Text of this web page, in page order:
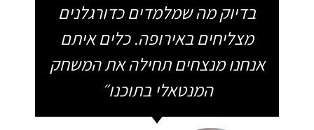
בדיוק מה שמלמדים כדורגלנים
מצליחים באירופה. כלים איתם
אנחנו מנצחים תחילה את המשחק
המנטאלי בתוכנו״